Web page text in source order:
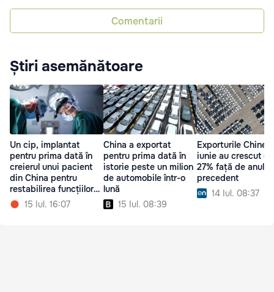
Comentarii
Știri asemănătoare
Un cip, implantat
pentru prima dată în
creierul unui pacient
din China pentru
restabilirea funcțiilor
mâinii15 Iul. 16:07
China a exportat
pentru prima dată în
istorie peste un milion
de automobile într-o
lună
15 Iul. 08:39
Exporturile Chinei
iunie au crescut cu
27% față de anul
precedent
14 Iul. 08:37